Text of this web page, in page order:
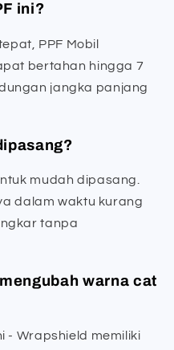
ini?
PPF Mobil
bertahan hingga 7
jangka panjang
mudah dipasang.
dalam waktu kurang
tanpa
warna cat
- Wrapshield memiliki